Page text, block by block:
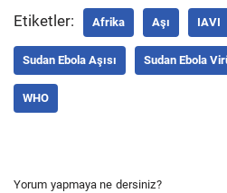
Etiketler: Afrika Aşı IAVI
Sudan Ebola Aşısı Sudan Ebola
WHO
Yorum yapmaya ne dersiniz?